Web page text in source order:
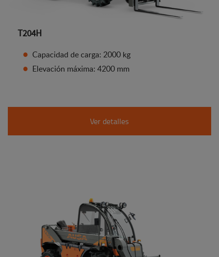
T204H
Capacidad de carga: 2000 kg
Elevación máxima: 4200 mm
Ver detalles